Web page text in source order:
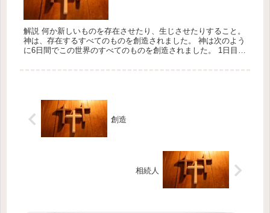
解説 何か新しいものを存在させたり、生じさせたりすること。
神は、存在するすべてのものを創造されました。 神は次のよう
に6日間でこの世界のすべてのものを創造されました。 1日目:
創造
相続人